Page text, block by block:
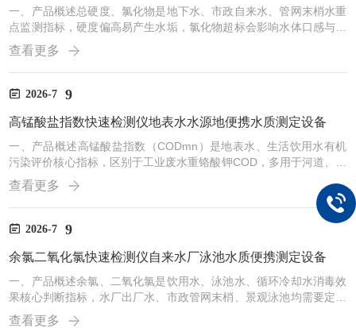
一、产品概述总硬度、氯化物是地下水、市政自来水、管网末梢水重
点监测指标，硬度偏高易产生水垢，氯化物超标会影响水体口感与供
水管道使用寿命。传统检测依赖实验室滴定，现场无法快速出具结
果，供水企业日常巡检效率偏低。一体化多参数水质检测仪内置总硬
度、氯化物专用标准曲线，依托分光光度法完成快速比色检测，整机
工业级防水手提一体化结构，集成四孔消解模块、7寸触控屏幕、内
余氯、高锰酸盐指数等多项指标，一套设备覆盖水厂全流程水质筛
查看更多
2026-7 9
高锰酸盐指数快速检测仪地表水水源地便携水质测定设备
一、产品概述高锰酸盐指数（CODmn）是地表水、生活饮用水有机
污染评价核心指标，区别于工业废水重铬酸钾COD，多用于河道、湖
泊、水源地清洁水体监测。传统高锰酸盐检测消解流程繁琐，野外采
样后只能带回实验室操作，无法现场判断水体轻度有机污染。一体化
便携水质检测仪固化高锰酸盐专用消解程序，搭配四孔智能消解模
块，野外可完成整套加热、显色、比色流程，整机工业级防水手提箱
检测浊度、氨氮、余氯等饮用水配套指标。二、高锰酸盐指数检测...
查看更多
2026-7 9
余氯二氧化氯快速检测仪自来水厂泳池水质便携测定设备
一、产品概述余氯、二氧化氯是饮用水、泳池水、循环冷却水消毒效
果核心判断指标，水厂出厂水、市政管网末梢、景观泳池均需要定时
检测，余氯浓度过高会产生刺激性消毒副产物，过低则无法抑制细菌
查看更多